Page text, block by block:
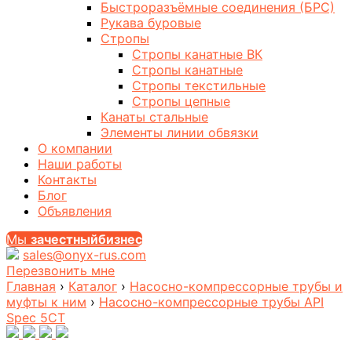
Быстроразъёмные соединения (БРС)
Рукава буровые
Стропы
Стропы канатные ВК
Стропы канатные
Стропы текстильные
Стропы цепные
Канаты стальные
Элементы линии обвязки
О компании
Наши работы
Контакты
Блог
Объявления
Мы зачестныйбизнес
sales@onyx-rus.com
Перезвонить мне
Главная › Каталог › Насосно-компрессорные трубы и
муфты к ним › Насосно-компрессорные трубы API
Spec 5CT